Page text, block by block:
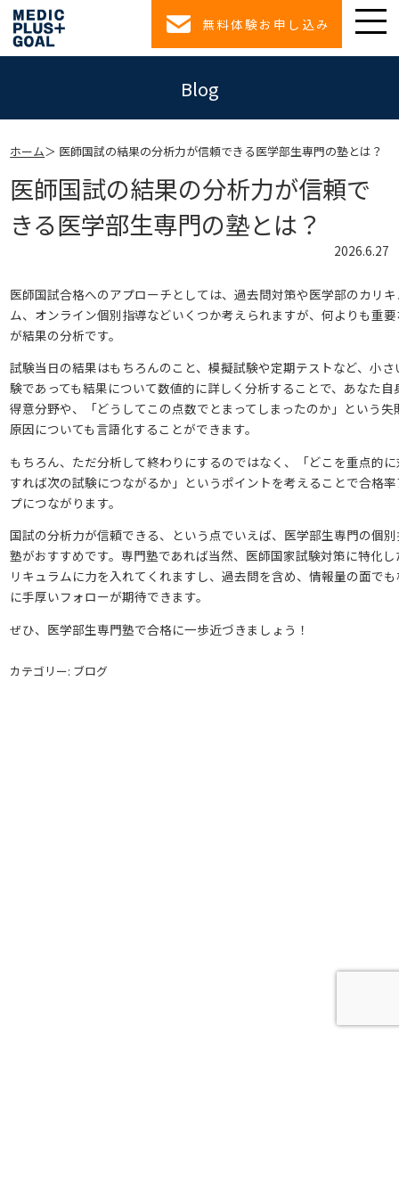
無料体験お申し込み
Blog
ホーム 医師国試の結果の分析力が信頼できる医学部生専門の塾とは？
医師国試の結果の分析力が信頼で
きる医学部生専門の塾とは？
2026.6.27
医師国試合格へのアプローチとしては、過去問対策や医学部のカリ
ム、オンライン個別指導などいくつか考えられますが、何よりも重
が結果の分析です。
試験当日の結果はもちろんのこと、模擬試験や定期テストなど、小さ
験であっても結果について数値的に詳しく分析することで、あなた自
得意分野や、「どうしてこの点数でとまってしまったのか」という失
原因についても言語化することができます。
もちろん、ただ分析して終わりにするのではなく、「どこを重点的
すれば次の試験につながるか」というポイントを考えることで合格
プにつながります。
国試の分析力が信頼できる、という点でいえば、医学部生専門の個
塾がおすすめです。専門塾であれば当然、医師国家試験対策に特化し
リキュラムに力を入れてくれますし、過去問を含め、情報量の面で
に手厚いフォローが期待できます。
ぜひ、医学部生専門塾で合格に一歩近づきましょう！
カテゴリー: ブログ